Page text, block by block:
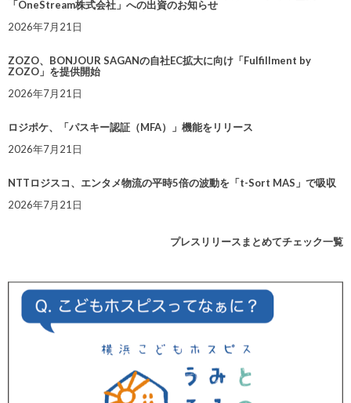
「OneStream株式会社」への出資のお知らせ
2026年7月21日
ZOZO、BONJOUR SAGANの自社EC拡大に向け「Fulfillment by
ZOZO」を提供開始
2026年7月21日
ロジポケ、「パスキー認証（MFA）」機能をリリース
2026年7月21日
NTTロジスコ、エンタメ物流の平時5倍の波動を「t-Sort MAS」で吸収
2026年7月21日
プレスリリースまとめてチェック一覧